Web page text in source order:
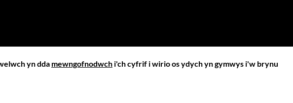
yn dda mewngofnodwch i'ch cyfrif i wirio os ydych yn gymwys i'w brynu